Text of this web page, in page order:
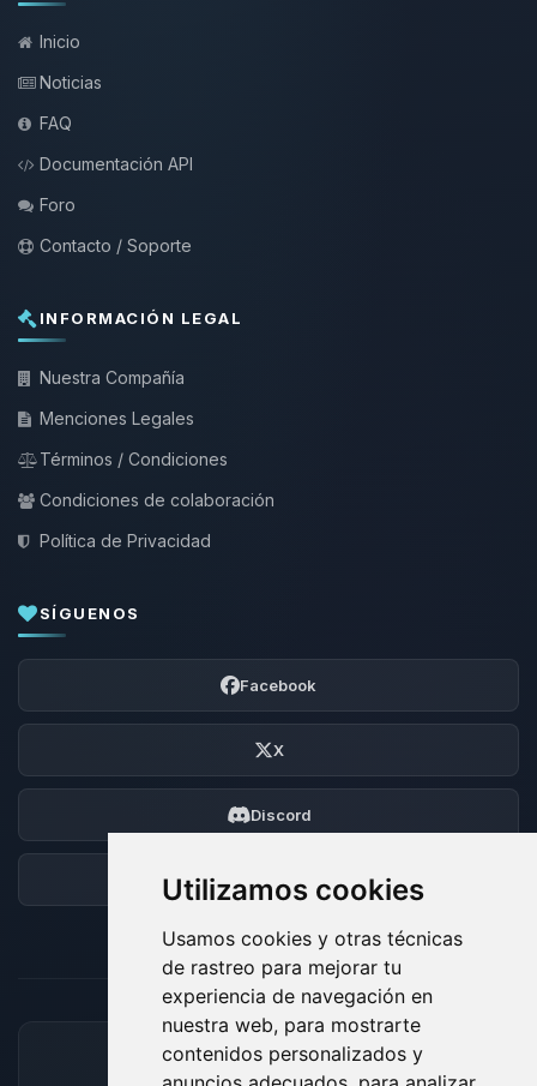
Utilizamos cookies
Usamos cookies y otras técnicas
de rastreo para mejorar tu
experiencia de navegación en
nuestra web, para mostrarte
contenidos personalizados y
Inicio
Noticias
FAQ
Documentación API
Foro
Contacto / Soporte
INFORMACIÓN LEGAL
Nuestra Compañía
Menciones Legales
Términos / Condiciones
Condiciones de colaboración
Política de Privacidad
SÍGUENOS
Facebook
X
Discord
Foro
MÉTODOS DE PAGO ACEPTADOS